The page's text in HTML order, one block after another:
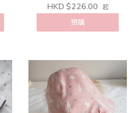
HKD $226.00 起
預購